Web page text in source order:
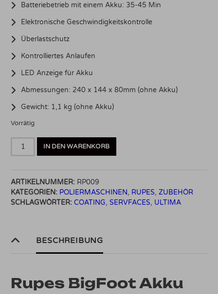
Batteriebetrieb mit einem Akku: 35-45 Min
Elektronische Geschwindigkeitskontrolle
Überlastschutz
Kontrolliertes Anlaufen
LED Anzeige für Akku
Abmessungen: 240 x 144 x 80mm (ohne Akku)
Gewicht: 1,1 kg (ohne Akku)
Vorrätig
Rupes
18V
75mm
HLR75
IN DEN WARENKORB
ARTIKELNUMMER: RP009
KATEGORIEN: POLIERMASCHINEN, RUPES,ZUBEHÖR
SCHLAGWÖRTER: COATING,SERVFACES, ULTIMA
BESCHREIBUNG
Rupes BigFoot Akku